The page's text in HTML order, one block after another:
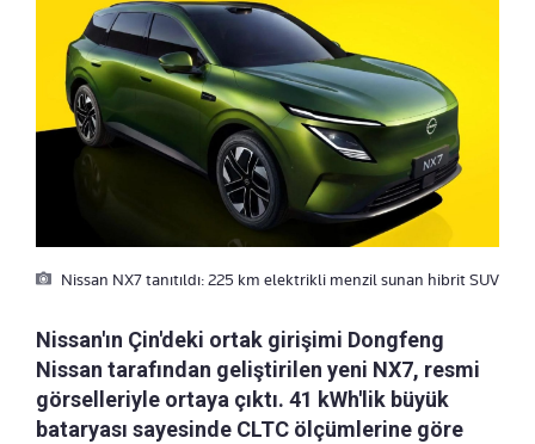
Nissan NX7 tanıtıldı: 225 km elektrikli menzil sunan hibrit SUV
Nissan'ın Çin'deki ortak girişimi Dongfeng
Nissan tarafından geliştirilen yeni NX7, resmi
görselleriyle ortaya çıktı. 41 kWh'lik büyük
bataryası sayesinde CLTC ölçümlerine göre